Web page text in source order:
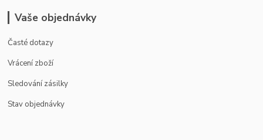
Vaše objednávky
Časté dotazy
Vrácení zboží
Sledování zásilky
Stav objednávky